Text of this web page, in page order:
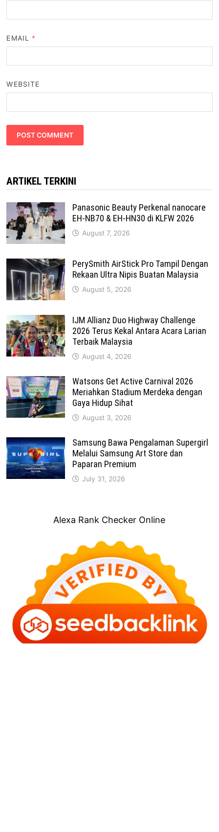
EMAIL *
WEBSITE
ARTIKEL TERKINI
Panasonic Beauty Perkenal nanocare
EH-NB70 & EH-HN30 di KLFW 2026
August 7, 2026
PerySmith AirStick Pro Tampil Dengan
Rekaan Ultra Nipis Buatan Malaysia
August 5, 2026
IJM Allianz Duo Highway Challenge
2026 Terus Kekal Antara Acara Larian
Terbaik Malaysia
August 4, 2026
Watsons Get Active Carnival 2026
Meriahkan Stadium Merdeka dengan
Gaya Hidup Sihat
August 3, 2026
Samsung Bawa Pengalaman Supergirl
Melalui Samsung Art Store dan
Paparan Premium
July 31, 2026
Alexa Rank Checker Online